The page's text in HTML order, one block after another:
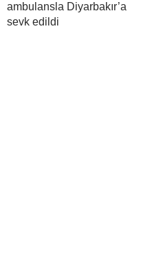
ambulansla Diyarbakır’a
sevk edildi